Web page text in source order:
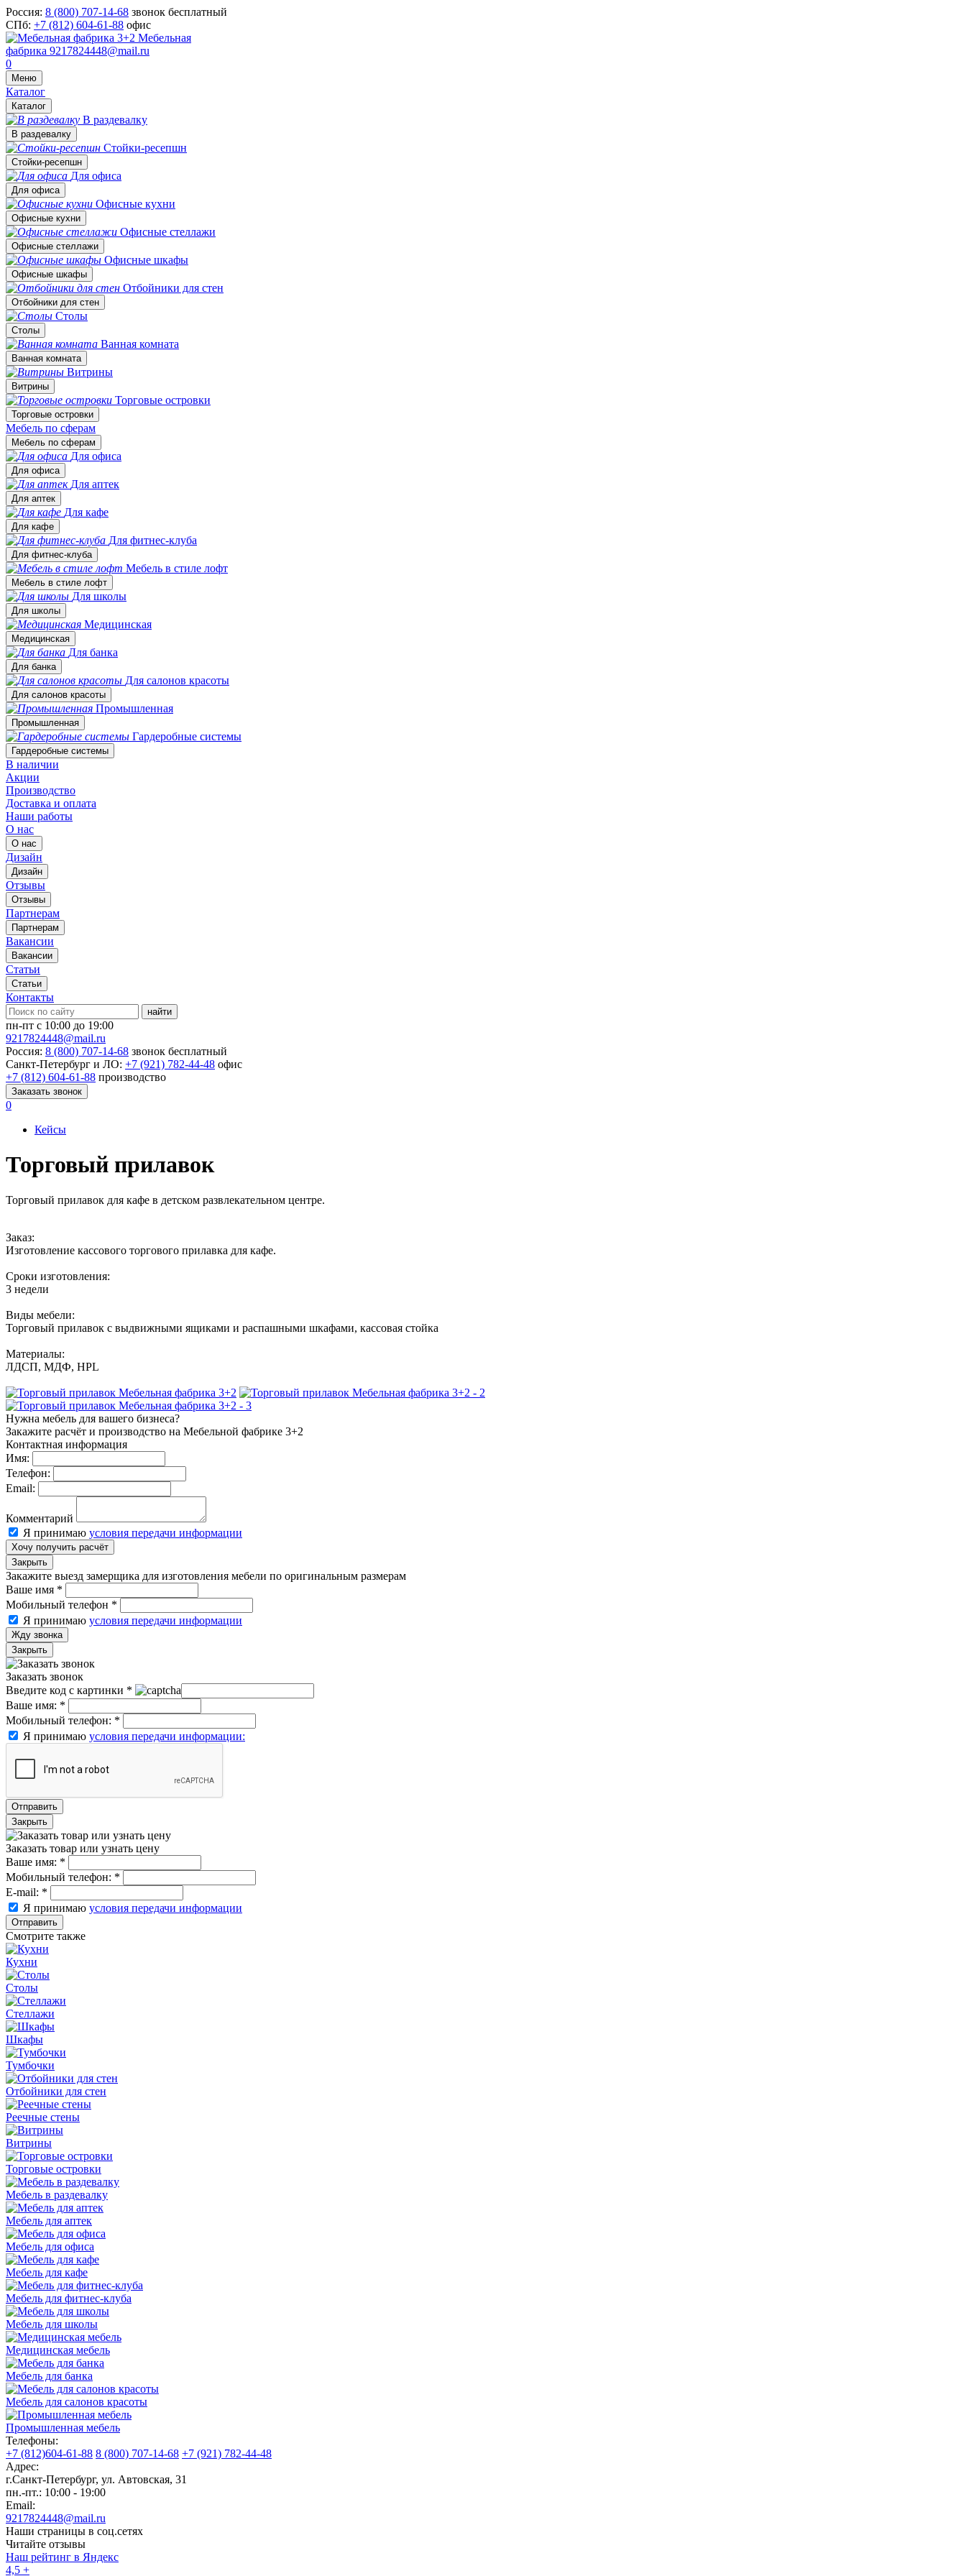
Россия: 8 (800) 707-14-68 звонок бесплатный
СПб: +7 (812) 604-61-88 офис
Мебельная
фабрика 9217824448@mail.ru
0
Меню
Каталог
Каталог
В раздевалку
В раздевалку
Стойки-ресепшн
Стойки-ресепшн
Для офиса
Для офиса
Офисные кухни
Офисные кухни
Офисные стеллажи
Офисные стеллажи
Офисные шкафы
Офисные шкафы
Отбойники для стен
Отбойники для стен
Столы
Столы
Ванная комната
Ванная комната
Витрины
Витрины
Торговые островки
Торговые островки
Мебель по сферам
Мебель по сферам
Для офиса
Для офиса
Для аптек
Для аптек
Для кафе
Для кафе
Для фитнес-клуба
Для фитнес-клуба
Мебель в стиле лофт
Мебель в стиле лофт
Для школы
Для школы
Медицинская
Медицинская
Для банка
Для банка
Для салонов красоты
Для салонов красоты
Промышленная
Промышленная
Гардеробные системы
Гардеробные системы
В наличии
Акции
Производство
Доставка и оплата
Наши работы
О нас
О нас
Дизайн
Дизайн
Отзывы
Отзывы
Партнерам
Партнерам
Вакансии
Вакансии
Статьи
Статьи
Контакты
найти
пн-пт с 10:00 до 19:00
9217824448@mail.ru
Россия: 8 (800) 707-14-68 звонок бесплатный
Санкт-Петербург и ЛО: +7 (921) 782-44-48 офис
+7 (812) 604-61-88 производство
Заказать звонок
0
Кейсы
Торговый прилавок
Торговый прилавок для кафе в детском развлекательном центре.
Заказ:
Изготовление кассового торгового прилавка для кафе.
Сроки изготовления:
3 недели
Виды мебели:
Торговый прилавок с выдвижными ящиками и распашными шкафами, кассовая стойка
Материалы:
ЛДСП, МДФ, HPL
Нужна мебель для вашего бизнеса?
Закажите расчёт и производство на Мебельной фабрике 3+2
Контактная информация
Имя:
Телефон:
Email:
Комментарий
Я принимаю условия передачи информации
Хочу получить расчёт
Закрыть
Закажите выезд замерщика для изготовления мебели по оригинальным размерам
Ваше имя *
Мобильный телефон *
Я принимаю условия передачи информации
Жду звонка
Закрыть
Заказать звонок
Введите код с картинки *
Ваше имя: *
Мобильный телефон: *
Я принимаю условия передачи информации:
Отправить
Закрыть
Заказать товар или узнать цену
Ваше имя: *
Мобильный телефон: *
E-mail: *
Я принимаю условия передачи информации
Отправить
Смотрите также
Кухни
Столы
Стеллажи
Шкафы
Тумбочки
Отбойники для стен
Реечные стены
Витрины
Торговые островки
Мебель в раздевалку
Мебель для аптек
Мебель для офиса
Мебель для кафе
Мебель для фитнес-клуба
Мебель для школы
Медицинская мебель
Мебель для банка
Мебель для салонов красоты
Промышленная мебель
Телефоны:
+7 (812)604-61-88 8 (800) 707-14-68 +7 (921) 782-44-48
Адрес:
г.Санкт-Петербург, ул. Автовская, 31
пн.-пт.: 10:00 - 19:00
Email:
9217824448@mail.ru
Наши страницы в соц.сетях
Читайте отзывы
Наш рейтинг в Яндекс
4,5 +